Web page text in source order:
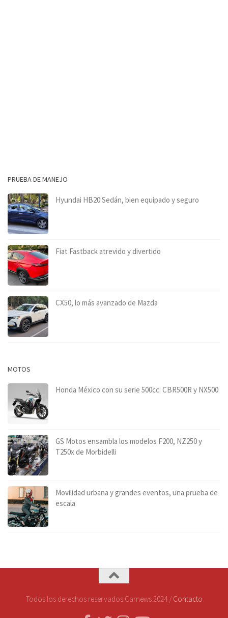
PRUEBA DE MANEJO
Hyundai HB20 Sedán, bien equipado y seguro
Fiat Fastback atrevido y divertido
CX50, lo más avanzado de Mazda
MOTOS
Honda México con su serie 500cc: CBR500R y NX500
GS Motos ensambla los modelos F200, NZ250 y
T250x de Morbidelli
Movilidad urbana y grandes eventos, una prueba de
escala
Todos los derechos reservados Carnews 2024 / Contacto